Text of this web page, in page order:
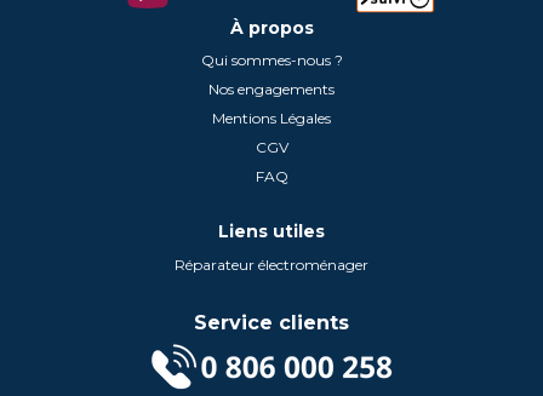
À propos
Qui sommes-nous ?
Nos engagements
Mentions Légales
CGV
FAQ
Liens utiles
Réparateur électroménager
Service clients